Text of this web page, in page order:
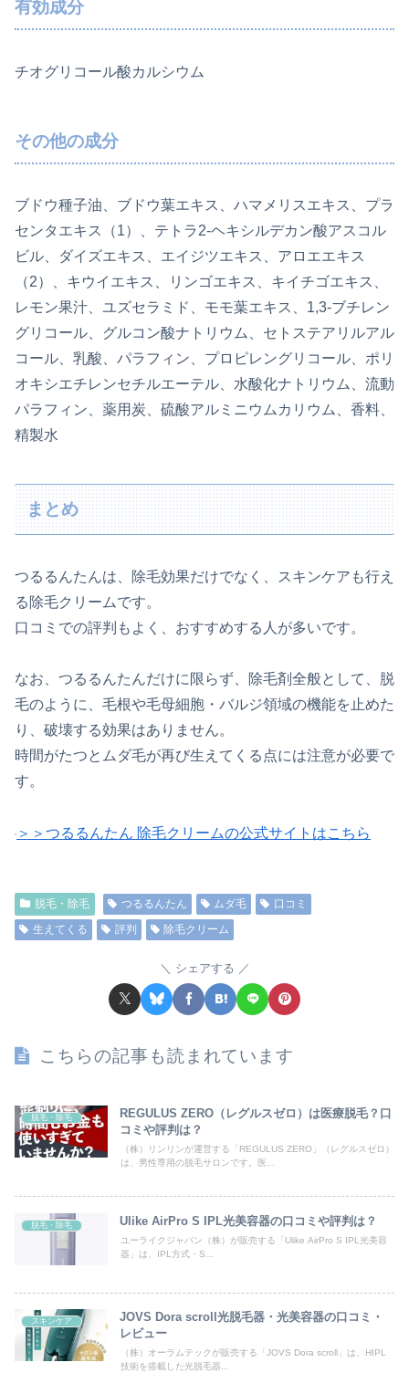
有効成分
チオグリコール酸カルシウム
その他の成分
ブドウ種子油、ブドウ葉エキス、ハマメリスエキス、プラ
センタエキス（1）、テトラ2-ヘキシルデカン酸アスコル
ビル、ダイズエキス、エイジツエキス、アロエエキス
（2）、キウイエキス、リンゴエキス、キイチゴエキス、
レモン果汁、ユズセラミド、モモ葉エキス、1,3-ブチレン
グリコール、グルコン酸ナトリウム、セトステアリルアル
コール、乳酸、パラフィン、プロピレングリコール、ポリ
オキシエチレンセチルエーテル、水酸化ナトリウム、流動
パラフィン、薬用炭、硫酸アルミニウムカリウム、香料、
精製水
まとめ
つるるんたんは、除毛効果だけでなく、スキンケアも行え
る除毛クリームです。
口コミでの評判もよく、おすすめする人が多いです。
なお、つるるんたんだけに限らず、除毛剤全般として、脱
毛のように、毛根や毛母細胞・バルジ領域の機能を止めた
り、破壊する効果はありません。
時間がたつとムダ毛が再び生えてくる点には注意が必要で
す。
＞＞つるるんたん 除毛クリームの公式サイトはこちら
脱毛・除毛 つるるんたん ムダ毛
口コミ
生えてくる
評判 除毛クリーム
シェアする
こちらの記事も読まれています
脱毛・除毛
REGULUS ZERO（レグルスゼロ）は医療脱毛？口
コミや評判は？
（株）リンリンが運営する「REGULUS ZERO」（レグルスゼロ）
は、男性専用の脱毛サロンです。医...
脱毛・除毛 Ulike AirPro S IPL光美容器の口コミや評判は？
ユーライクジャパン（株）が販売する「Ulike AirPro S IPL光美容
器」は、IPL方式・S...
スキンケア
JOVS Dora scroll光脱毛器・光美容器の口コミ・
レビュー
（株）オーラムテックが販売する「JOVS Dora scroll」は、HIPL
技術を搭載した光脱毛器...